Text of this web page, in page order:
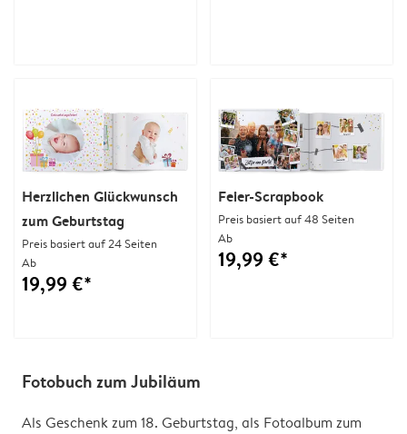
Feier-Scrapbook
Preis basiert auf 48 Seiten
Ab
19,99 €*
Herzlichen Glückwunsch
zum Geburtstag
Preis basiert auf 24 Seiten
Ab
19,99 €*
Fotobuch zum Jubiläum
Als Geschenk zum 18. Geburtstag, als Fotoalbum zum